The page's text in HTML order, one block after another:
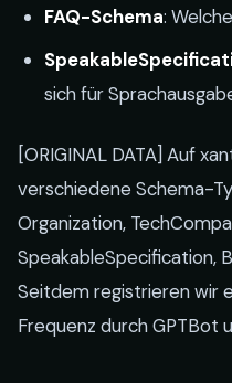
FAQ-Schema:
sich für
[ORIGINAL DATA] Auf
verschiedene Schema-
Organization,
SpeakableSpecification,
Seitdem registrieren wir
Frequenz durch GPTBot